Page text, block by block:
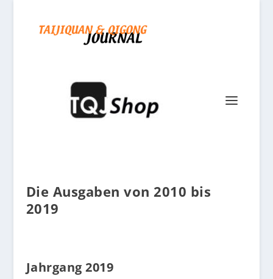
Die Ausgaben von 2010 bis
2019
Jahrgang 2019